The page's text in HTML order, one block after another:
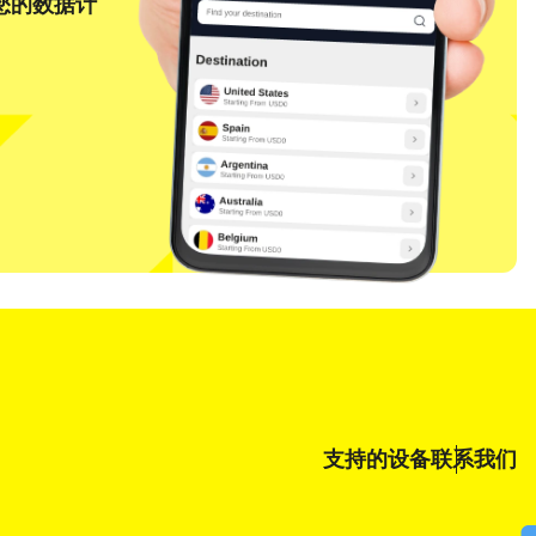
的数据计
支持的设备联系我们